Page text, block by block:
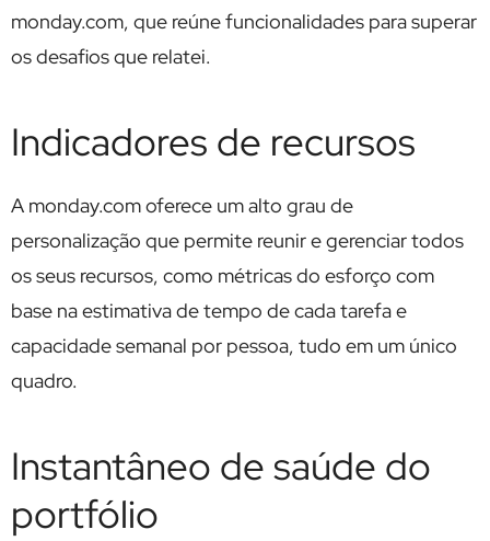
monday.com, que reúne funcionalidades para superar
os desafios que relatei.
Indicadores de recursos
A monday.com oferece um alto grau de
personalização que permite reunir e gerenciar todos
os seus recursos, como métricas do esforço com
base na estimativa de tempo de cada tarefa e
capacidade semanal por pessoa, tudo em um único
quadro.
Instantâneo de saúde do
portfólio